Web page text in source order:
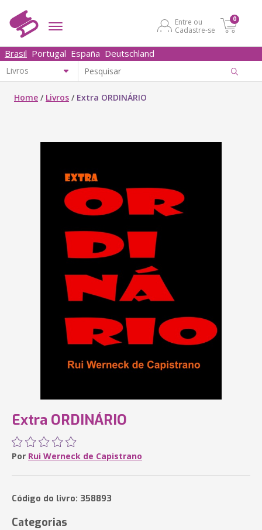
Entre ou
Cadastre-se
0
Brasil Portugal España Deutschland
Home / Livros / Extra ORDINÁRIO
Extra ORDINÁRIO
Por Rui Werneck de Capistrano
Código do livro: 358893
Categorias